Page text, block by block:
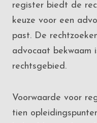
register biedt de
keuze voor een
past. De
advocaat bekwaam
rechtsgebied.
Voorwaarde voor
tien